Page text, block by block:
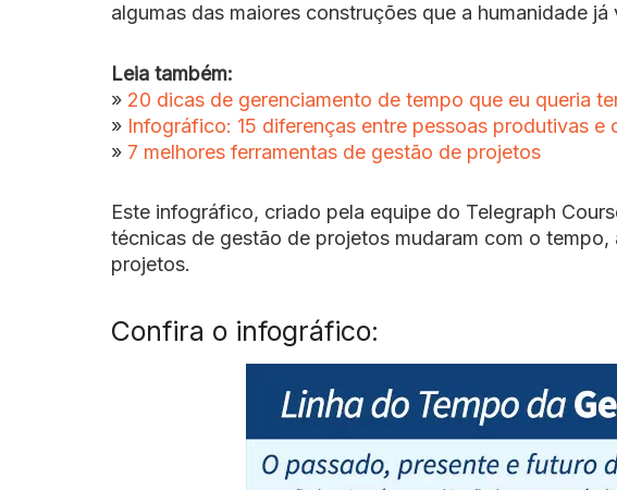
algumas das maiores construções que a humanidade já
Leia também:
» 20 dicas de gerenciamento de tempo que eu queria
» Infográfico: 15 diferenças entre pessoas produtivas e
» 7 melhores ferramentas de gestão de projetos
Este infográfico, criado pela equipe do Telegraph
técnicas de gestão de projetos mudaram com o
projetos.
Confira o infográfico: